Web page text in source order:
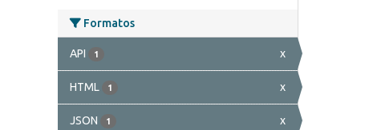
Formatos
API 1 x
HTML 1 x
JSON 1 x